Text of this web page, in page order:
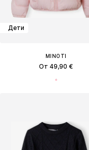
Дети
MINOTI
От 49,90 €